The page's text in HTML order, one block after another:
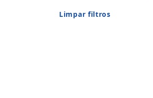
Limpar filtros